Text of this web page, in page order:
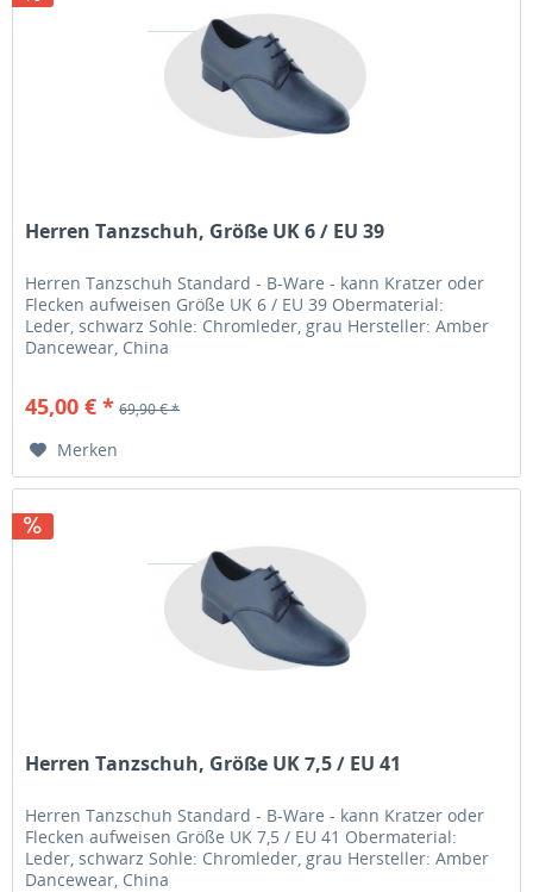
Herren Tanzschuh, Größe UK 6 / EU 39
Herren Tanzschuh Standard - B-Ware - kann Kratzer oder
Flecken aufweisen Größe UK 6 / EU 39 Obermaterial:
Leder, schwarz Sohle: Chromleder, grau Hersteller: Amber
Dancewear, China
45,00 € * 69,90 € *
Merken
Herren Tanzschuh, Größe UK 7,5 / EU 41
Herren Tanzschuh Standard - B-Ware - kann Kratzer oder
Flecken aufweisen Größe UK 7,5 / EU 41 Obermaterial:
Leder, schwarz Sohle: Chromleder, grau Hersteller: Amber
Dancewear, China